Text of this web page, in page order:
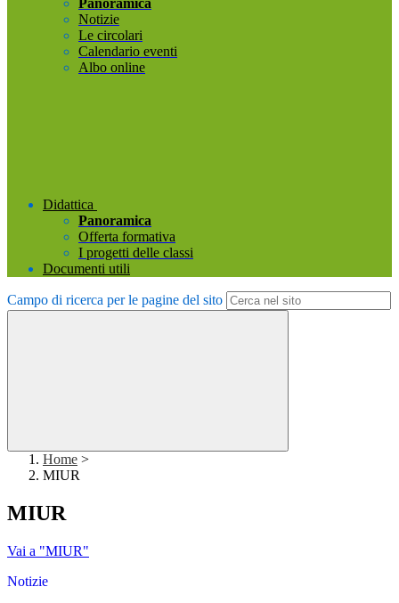
Panoramica
Notizie
Le circolari
Calendario eventi
Albo online
Didattica
Panoramica
Offerta formativa
I progetti delle classi
Documenti utili
Campo di ricerca per le pagine del sito
Home >
MIUR
MIUR
Vai a "MIUR"
Notizie